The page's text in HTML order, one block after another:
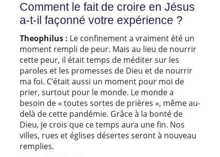
Comment le fait de croire en Jésus
a-t-il façonné votre expérience ?
Theophilus : Le confinement a vraiment été un
moment rempli de peur. Mais au lieu de nourrir
cette peur, il était temps de méditer sur les
paroles et les promesses de Dieu et de nourrir
ma foi. C’était aussi un moment pour moi de
prier, surtout pour le monde. Le monde a
besoin de « toutes sortes de prières », même au-
delà de cette pandémie. Grâce à la bonté de
Dieu, je crois que ce temps aura une fin. Nos
villes, rues et églises désertes seront à nouveau
remplies.